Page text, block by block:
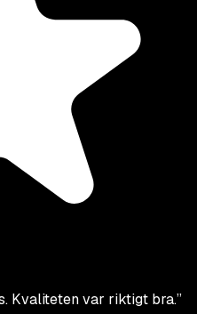
Kvaliteten var riktigt bra.”